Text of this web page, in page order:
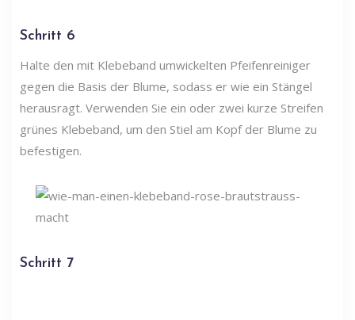
Schritt 6
Halte den mit Klebeband umwickelten Pfeifenreiniger
gegen die Basis der Blume, sodass er wie ein Stängel
herausragt. Verwenden Sie ein oder zwei kurze Streifen
grünes Klebeband, um den Stiel am Kopf der Blume zu
befestigen.
Schritt 7